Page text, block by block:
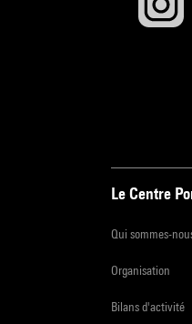
Le Centre
Qui sommes-
Organisation
Bilans d'activité